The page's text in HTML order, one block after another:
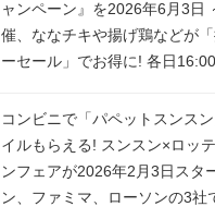
ャンペーン』を2026年6月3日
催、ななチキや揚げ鶏などが
ーセール」でお得に! 各日
アメリカンドッグが税抜き69
コンビニで「パペットスンス
イルもらえる! スンスン×ロッ
ンフェアが2026年2月3日スタ
ン、ファミマ、ローソンの3社